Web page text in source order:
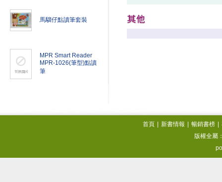
馬騮仔點讀筆套裝
MPR Smart Reader
MPR-1026(筆型)點讀
筆
首頁 新書情報 暢銷書榜
版權全屬